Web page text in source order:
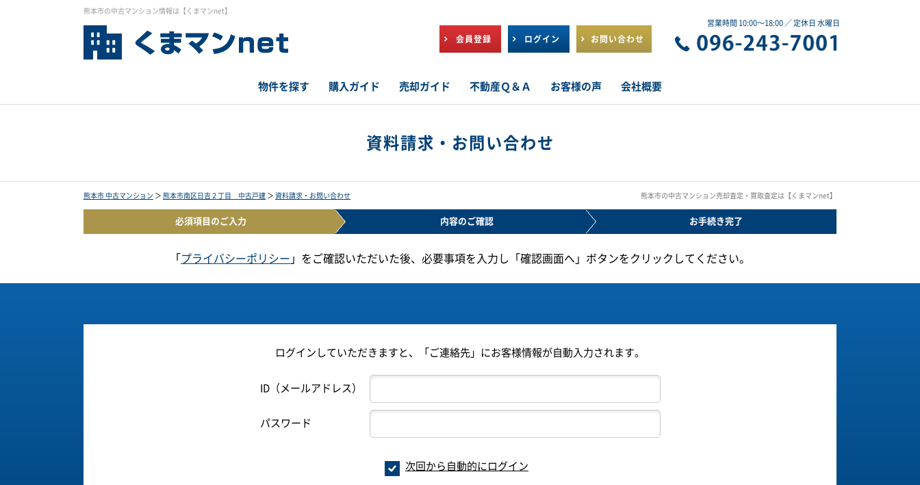
熊本市の中古マンション情報は【くまマンnet】
会員登録 ログイン お問い合わせ
営業時間 10:00～18:00 ／ 定休日 水曜日
物件を探す 購入ガイド 売却ガイド 不動産Ｑ＆Ａ お客様の声 会社概要
資料請求・お問い合わせ
熊本市 中古マンション ＞ 熊本市南区日吉２丁目 中古戸建 ＞ 資料請求・お問い合わせ 熊本市の中古マンション売却査定・買取査定は【くまマンnet】
必須項目のご入力 内容のご確認 お手続き完了
「 プライバシーポリシー 」をご確認いただいた後、必要事項を入力し「確認画面へ」ボタンをクリックしてください。
ログインしていただきますと、「ご連絡先」にお客様情報が自動入力されます。
ID（メールアドレス）
パスワード
次回から自動的にログイン